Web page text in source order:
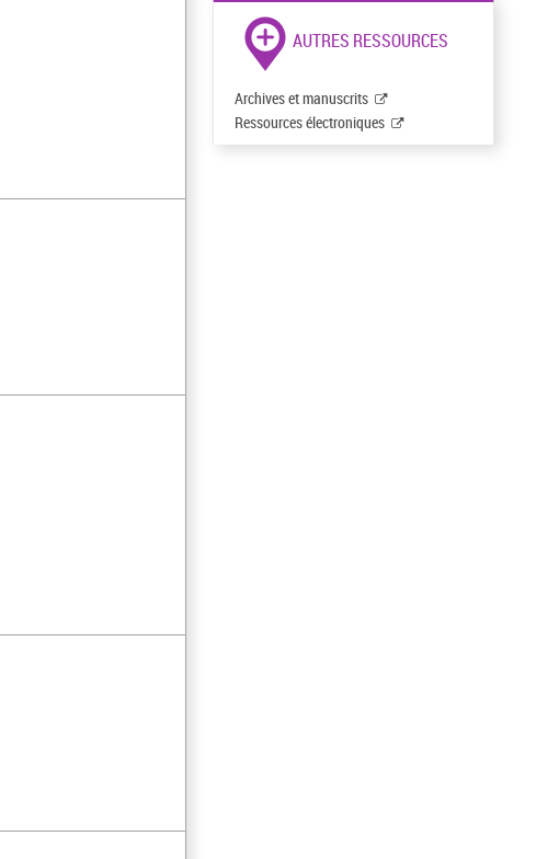
AUTRES RESSOURCES
Archives et manuscrits
Ressources électroniques